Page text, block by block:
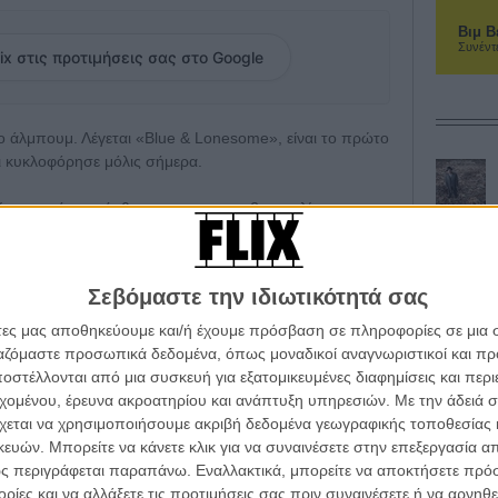
Σεβόμαστε την ιδιωτικότητά σας
μας αποθηκεύουμε και/ή έχουμε πρόσβαση σε πληροφορίες σε
προσωπικά δεδομένα, όπως μοναδικοί αναγνωριστικοί και
από μια συσκευή για εξατομικευμένες διαφημίσεις και
έρευνα ακροατηρίου και ανάπτυξη υπηρεσιών. Με την άδειά
να χρησιμοποιήσουμε ακριβή δεδομένα γεωγραφικής τοποθεσίας
Μπορείτε να κάνετε κλικ για να συναινέσετε στην επεξεργασία
περιγράφεται παραπάνω. Εναλλακτικά, μπορείτε να αποκτήσετε
και να αλλάξετε τις προτιμήσεις σας πριν συναινέσετε ή να
στις προτιμήσεις σας στο Google
Λέγεται «Blue & Lonesome», είναι το πρώτο
μόλις σήμερα.
σήμερα ήρθε στο φως και το βιντεοκλίπ για το
την Κρίστεν Στιούαρτ σε ρόλο ατίθασης
να πατάει γκάζια, να γλείφει ηδυπαθώς
λόγκο του συγκροτήματος, να χορεύει ανέμελα και
παλιομοδίτικης αισθητικής βίντεο που μοιάζει
και το τραγούδι - ο δίσκος αποτελείται
κομμάτια) και όχι πάντα με την καλή έννοια.
Βιμ